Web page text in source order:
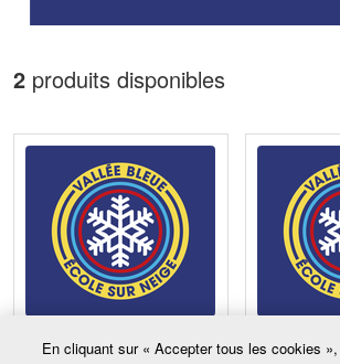
2 produits disponibles
Aspirant moniteur - Ski, 12
Aspirant
En cliquant sur « Accepter tous les cookies